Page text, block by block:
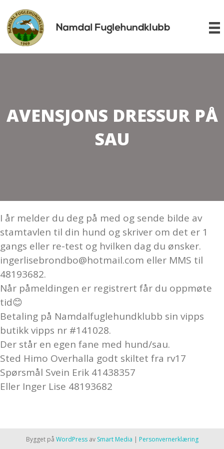
AVENSJONS DRESSUR PÅ
SAU
I år melder du deg på med og sende bilde av
stamtavlen til din hund og skriver om det er 1
gangs eller re-test og hvilken dag du ønsker.
ingerlisebrondbo@hotmail.com eller MMS til
48193682.
Når påmeldingen er registrert får du oppmøte
tid😊
Betaling på Namdalfuglehundklubb sin vipps
butikk vipps nr #141028.
Der står en egen fane med hund/sau.
Sted Himo Overhalla godt skiltet fra rv17
Spørsmål Svein Erik 41438357
Eller Inger Lise 48193682
Bygget på WordPressav Smart Media | Personvernerklæring